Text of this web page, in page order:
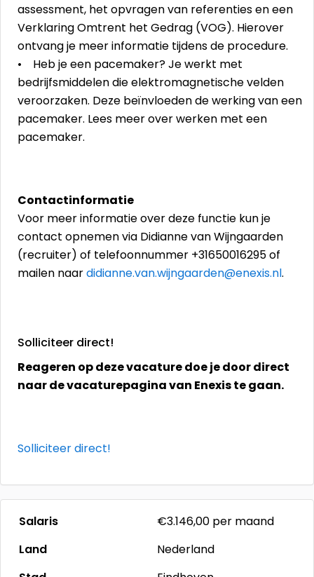
assessment, het opvragen van referenties en een
Verklaring Omtrent het Gedrag (VOG). Hierover
ontvang je meer informatie tijdens de procedure.
• Heb je een pacemaker? Je werkt met
bedrijfsmiddelen die elektromagnetische velden
veroorzaken. Deze beïnvloeden de werking van een
pacemaker. Lees meer over werken met een
pacemaker.
Contactinformatie
Voor meer informatie over deze functie kun je
contact opnemen via Didianne van Wijngaarden
(recruiter) of telefoonnummer +31650016295 of
mailen naardidianne.van.wijngaarden@enexis.nl.
Solliciteer direct!
Reageren op deze vacature doe je door direct
naar de vacaturepagina van Enexis te gaan.
Solliciteer direct!
Salaris €3.146,00 per maand
Land
Nederland